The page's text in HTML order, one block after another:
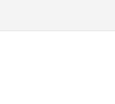
문은, 전통 음식을 현대